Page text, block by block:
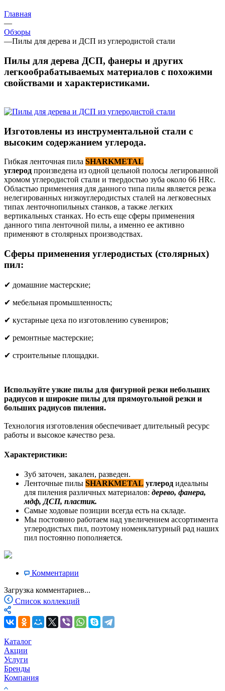
Главная
—
Обзоры
—Пилы для дерева и ДСП из углеродистой стали
Пилы для дерева ДСП, фанеры и других
легкообрабатываемых материалов с похожими
свойствами и характеристиками.
Изготовлены из инструментальной стали с
высоким содержанием углерода.
Гибкая ленточная пила SHARKMETAL
углерод произведена из одной цельной полосы легированной
хромом углеродистой стали и твердостью зуба около 66 HRc.
Областью применения для данного типа пилы является резка
нелегированных низкоуглеродистых сталей на легковесных
типах ленточнопильных станков, а также легких
вертикальных станках. Но есть еще сферы применения
данного типа ленточной пилы, а именно ее активно
применяют в столярных производствах.
Сферы применения углеродистых (столярных)
пил:
✔ домашние мастерские;
✔ мебельная промышленность;
✔ кустарные цеха по изготовлению сувениров;
✔ ремонтные мастерские;
✔ строительные площадки.
Используйте узкие пилы для фигурной резки небольших
радиусов и широкие пилы для прямоугольной резки и
больших радиусов пиления.
Технология изготовления обеспечивает длительный ресурс
работы и высокое качество реза.​​
Характеристики:
Зуб заточен, закален, разведен.
Ленточные пилы SHARKMETAL углерод идеальны
для пиления различных материалов: дерево, фанера,
мдф, ДСП, пластик.
Самые ходовые позиции всегда есть на складе.
Мы постоянно работаем над увеличением ассортимента
углеродистых пил, поэтому номенклатурный рад наших
пил постоянно пополняется.
Комментарии
Загрузка комментариев...
Список коллекций
Каталог
Акции
Услуги
Бренды
Компания